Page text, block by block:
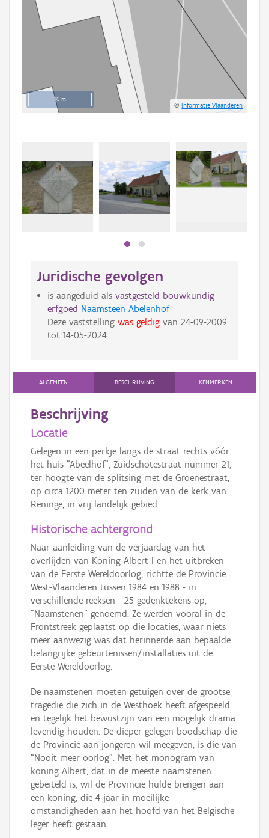
10 m
©Informatie Vlaanderen
Juridische gevolgen
is aangeduid als vastgesteld bouwkundig
erfgoed Naamsteen Abelenhof
Deze vaststelling was geldigvan 24-09-2009
tot 14-05-2024
ALGEMEEN BESCHRIJVING KENMERKEN
Beschrijving
Locatie
Gelegen in een perkje langs de straat rechts vóór
het huis "Abeelhof", Zuidschotestraat nummer 21,
ter hoogte van de splitsing met de Groenestraat,
op circa 1200 meter ten zuiden van de kerk van
Reninge, in vrij landelijk gebied.
Historische achtergrond
Naar aanleiding van de verjaardag van het
overlijden van Koning Albert I en het uitbreken
van de Eerste Wereldoorlog, richtte de Provincie
West-Vlaanderen tussen 1984 en 1988 - in
verschillende reeksen - 25 gedenktekens op,
“Naamstenen” genoemd. Ze werden vooral in de
Frontstreek geplaatst op die locaties, waar niets
meer aanwezig was dat herinnerde aan bepaalde
belangrijke gebeurtenissen/installaties uit de
Eerste Wereldoorlog.
De naamstenen moeten getuigen over de grootse
tragedie die zich in de Westhoek heeft afgespeeld
en tegelijk het bewustzijn van een mogelijk drama
levendig houden. De dieper gelegen boodschap die
de Provincie aan jongeren wil meegeven, is die van
“Nooit meer oorlog”. Met het monogram van
koning Albert, dat in de meeste naamstenen
gebeiteld is, wil de Provincie hulde brengen aan
een koning, die 4 jaar in moeilijke
omstandigheden aan het hoofd van het Belgische
leger heeft gestaan.